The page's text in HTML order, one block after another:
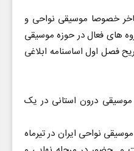
خصوصا موسیقی نواحی و
های فعال در حوزه موسیقی
فصل اول اساسنامه ابلاغی
درون استانی در یک
نواحی ایران در تیرماه